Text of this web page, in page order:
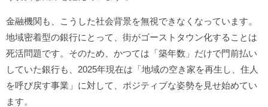
金融機関も、こうした社会背景を無視できなくなっています。
地域密着型の銀行にとって、街がゴーストタウン化することは
死活問題です。そのため、かつては「築年数」だけで門前払い
していた銀行も、2025年現在は「地域の空き家を再生し、住人
を呼び戻す事業」に対して、ポジティブな姿勢を見せ始めてい
ます。